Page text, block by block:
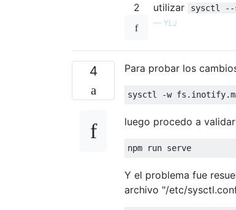
2 utilizar sysctl --
— YLJ
4 Para probar los
sysctl -w
luego procedo a
Y el problema fue
archivo "/etc/